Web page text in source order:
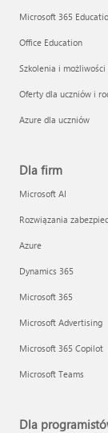
Microsoft 365
Office Education
Szkolenia i
Oferty dla uczniów i
Azure dla uczniów
Dla firm
Microsoft AI
Rozwiązania
Azure
Dynamics 365
Microsoft 365
Microsoft Advertising
Microsoft 365 Copilot
Microsoft Teams
Dla